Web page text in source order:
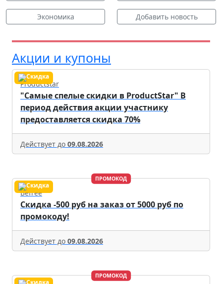
Экономика Добавить новость
Акции и купоны
Productstar
"Самые спелые скидки в ProductStar" В
период действия акции участнику
предоставляется скидка 70%
Действует до 09.08.2026
ПРОМОКОД
Befree
Скидка -500 руб на заказ от 5000 руб по
промокоду!
Действует до 09.08.2026
ПРОМОКОД